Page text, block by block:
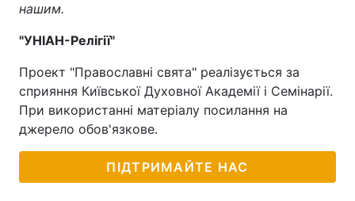
нашим.
"УНІАН-Релігії"
Проект "Православні свята" реалізується за
сприяння Київської Духовної Академії і Семінарії.
При використанні матеріалу посилання на
джерело обов'язкове.
ПІДТРИМАЙТЕ НАС